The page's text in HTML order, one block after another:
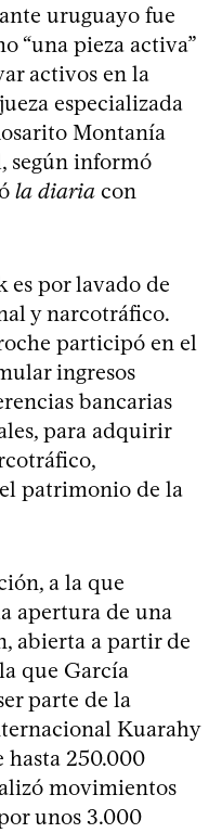
uruguayo fue
“una pieza activa”
activos en la
especializada
Montanía
según informó
la diaria con
es por lavado de
y narcotráfico.
participó en el
ingresos
bancarias
para adquirir
patrimonio de la
a la que
apertura de una
abierta a partir de
que García
parte de la
Kuarahy
hasta 250.000
movimientos
unos 3.000